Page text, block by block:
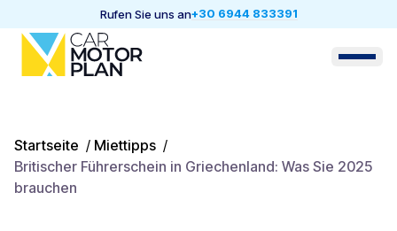
Rufen Sie uns an+30 6944 833391
Startseite / Miettipps /
Britischer Führerschein in Griechenland: Was Sie 2025
brauchen